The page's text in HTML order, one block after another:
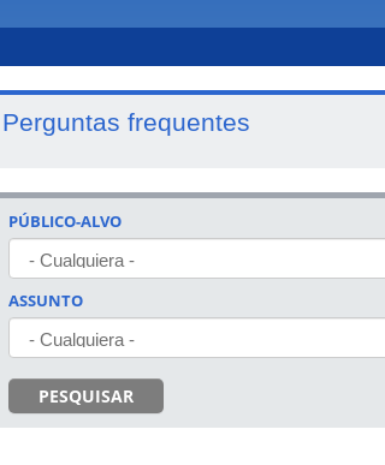
Perguntas frequentes
PÚBLICO-ALVO
ASSUNTO
PESQUISAR